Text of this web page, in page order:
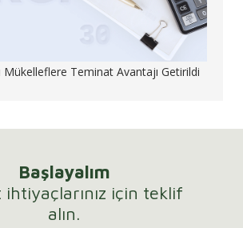
Teminat Avantajı Getirildi
Başlayalım
ihtiyaçlarınız için teklif
alın.